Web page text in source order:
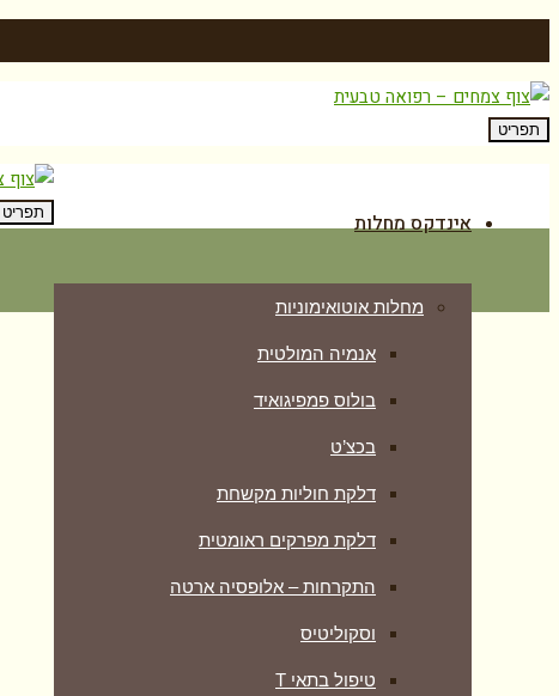
תפריט
אינדקס מחלות
מחלות אוטואימוניות
אנמיה המולטית
בולוס פמפיגואיד
בכצ’ט
דלקת חוליות מקשחת
דלקת מפרקים ראומטית
התקרחות – אלופסיה ארטה
וסקוליטיס
טיפול בתאי T
תפריט